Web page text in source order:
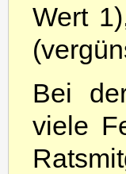
Wert
Bei
viele